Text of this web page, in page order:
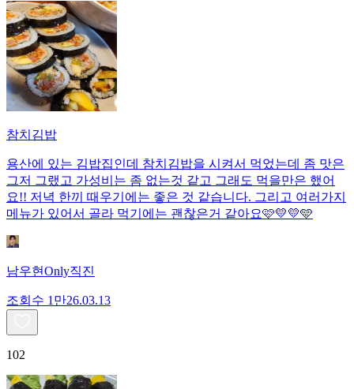
참치김밥
용산에 있는 김밥집인데 참치김밥을 시켜서 먹었는데 좀 맛은
그저 그랬고 가성비는 좀 없는것 같고 그래도 먹을만은 했어
요!! 저녁 한끼 때우기에는 좋은 것 같습니다. 그리고 여러가지
메뉴가 있어서 골라 먹기에는 괜찮은거 같아요🩷💛💛🩵
남우현Only직진
조회수 1만26.03.13
102